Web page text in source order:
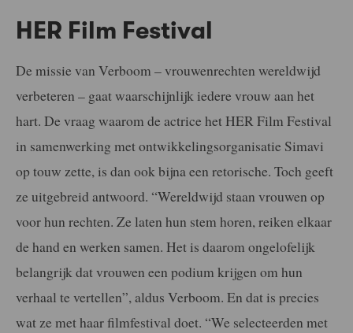
HER Film Festival
De missie van Verboom – vrouwenrechten wereldwijd
verbeteren – gaat waarschijnlijk iedere vrouw aan het
hart. De vraag waarom de actrice het HER Film Festival
in samenwerking met ontwikkelingsorganisatie Simavi
op touw zette, is dan ook bijna een retorische. Toch geeft
ze uitgebreid antwoord. “Wereldwijd staan vrouwen op
voor hun rechten. Ze laten hun stem horen, reiken elkaar
de hand en werken samen. Het is daarom ongelofelijk
belangrijk dat vrouwen een podium krijgen om hun
verhaal te vertellen”, aldus Verboom. En dat is precies
wat ze met haar filmfestival doet. “We selecteerden met